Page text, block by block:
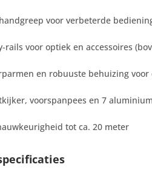
voor verbeterde
rails voor optiek en accessoires
en robuuste behuizing
voorspanpees en 7
tot ca. 20 meter